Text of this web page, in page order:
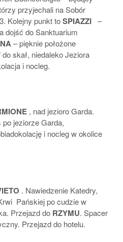
przyjechali na Sobór
Kolejny punkt toSPIAZZI –
dojść do Sanktuarium
– pięknie położone
skał, niedaleko Jeziora
i nocleg.
, nad jezioro Garda.
jeziorze Garda,
i nocleg w okolice
. Nawiedzenie Katedry,
Pańskiej po cudzie w
Przejazd do RZYMU. Spacer
Przejazd do hotelu.